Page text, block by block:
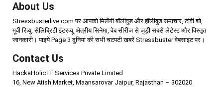
About Us
Stressbusterlive.com पर आपको मिलेंगी बॉलीवुड और हॉलीवुड समाचार, टीवी शो,
मूवी रिव्यु, सेलिब्रिटी इंटरव्यू, क्षेत्रीय सिनेमा, वेब सीरीज से जुड़ी सबसे लेटेस्ट और विस्तृत
जानकारी। पाइये Page 3 दुनिया की सभी चटपटी खबरें Stressbuster वेबसाइट पर।
Contact Us
HackaHolic IT Services Private Limited
16, New Atish Market, Maansarovar Jaipur, Rajasthan – 302020